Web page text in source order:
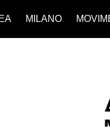
MILANO